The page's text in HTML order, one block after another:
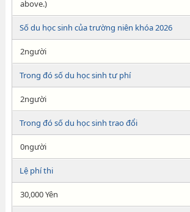
above.)
Số du học sinh của trường niên khóa 2026
2người
Trong đó số du học sinh tư phí
2người
Trong đó số du học sinh trao đổi
0người
Lệ phí thi
30,000 Yên